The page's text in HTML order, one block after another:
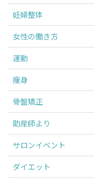
妊婦整体
女性の働き方
運動
痩身
骨盤矯正
助産師より
サロンイベント
ダイエット